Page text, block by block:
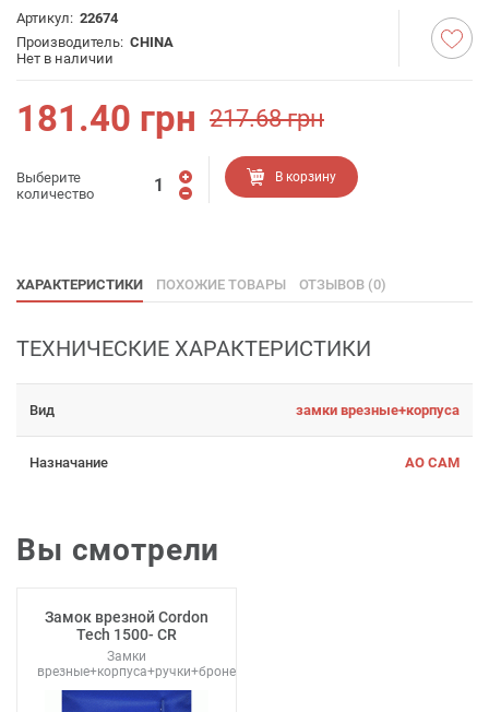
Артикул: 22674
Производитель: CHINA
Нет в наличии
181.40 грн 217.68грн
Выберите
количество
В корзину
ХАРАКТЕРИСТИКИ ПОХОЖИЕ ТОВАРЫ ОТЗЫВОВ (0)
ТЕХНИЧЕСКИЕ ХАРАКТЕРИСТИКИ
Вид замки врезные+корпуса
Назначание АО САМ
Вы смотрели
Замок врезной Cordon
Tech 1500- CR
Замки
врезные+корпуса+ручки+броненакладки